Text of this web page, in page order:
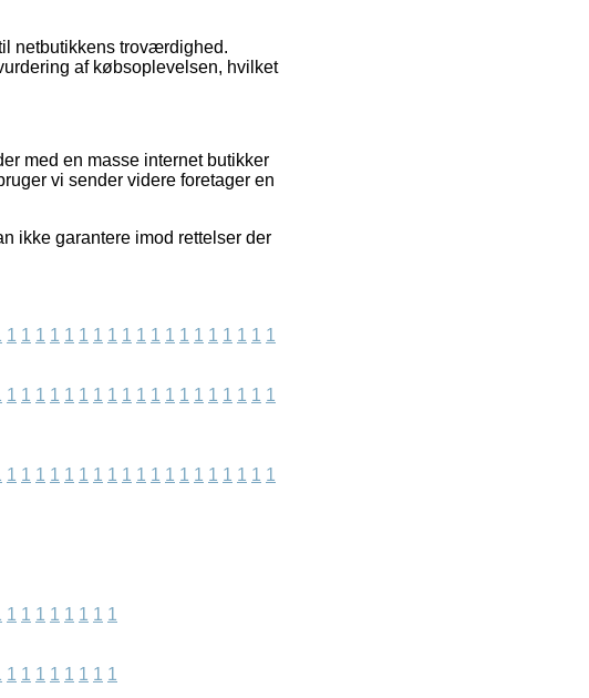
netbutikkens troværdighed.
af købsoplevelsen, hvilket
med en masse internet butikker
vi sender videre foretager en
ikke garantere imod rettelser der
1 1 1 1 1 1 1 1 1 1 1 1 1 1 1 1 1 1 1
1 1 1 1 1 1 1 1 1 1 1 1 1 1 1 1 1 1 1
1 1 1 1 1 1 1 1 1 1 1 1 1 1 1 1 1 1 1
1 1 1 1 1 1 1 1
1 1 1 1 1 1 1 1